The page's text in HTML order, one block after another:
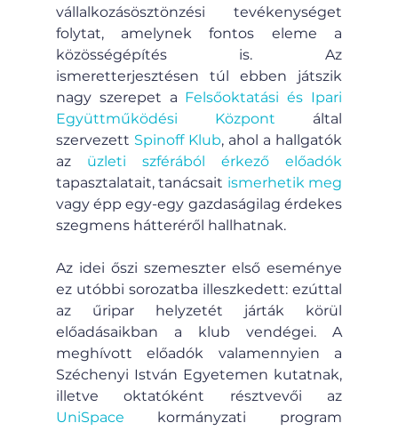
vállalkozásösztönzési tevékenységet
folytat, amelynek fontos eleme a
közösségépítés is. Az
ismeretterjesztésen túl ebben játszik
nagy szerepet a Felsőoktatási és Ipari
Együttműködési Központ által
szervezett Spinoff Klub, ahol a hallgatók
az üzleti szférából érkező előadók
tapasztalatait, tanácsait ismerhetik meg
vagy épp egy-egy gazdaságilag érdekes
szegmens hátteréről hallhatnak.
Az idei őszi szemeszter első eseménye
ez utóbbi sorozatba illeszkedett: ezúttal
az űripar helyzetét járták körül
előadásaikban a klub vendégei. A
meghívott előadók valamennyien a
Széchenyi István Egyetemen kutatnak,
UniSpace kormányzati program